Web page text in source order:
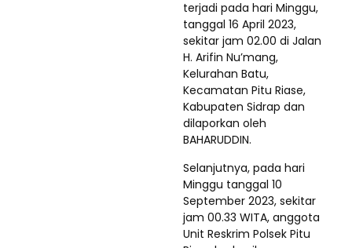
terjadi pada hari Minggu,
tanggal 16 April 2023,
sekitar jam 02.00 di Jalan
H. Arifin Nu’mang,
Kelurahan Batu,
Kecamatan Pitu Riase,
Kabupaten Sidrap dan
dilaporkan oleh
BAHARUDDIN.
Selanjutnya, pada hari
Minggu tanggal 10
September 2023, sekitar
jam 00.33 WITA, anggota
Unit Reskrim Polsek Pitu